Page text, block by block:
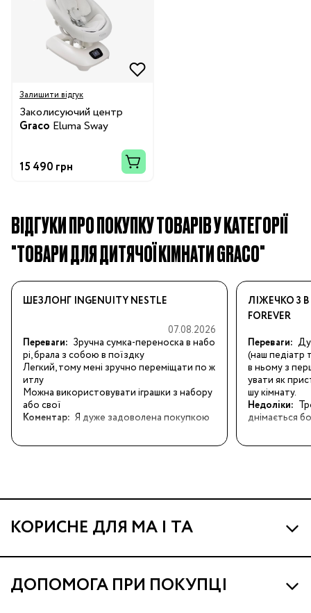
Залишити відгук
Заколисуючий центр
Graco Eluma Sway
15 490 грн
ВІДГУКИ ПРО ПОКУПКУ ТОВАРІВ У КАТЕГОРІЇ
"ТОВАРИ ДЛЯ ДИТЯЧОЇ КІМНАТИ GRACO"
ШЕЗЛОНГ INGENUITY NESTLE
07.08.2026
Переваги: Зручна сумка-переноска в набо
рі, брала з собою в поїздку
Легкий, тому мені зручно переміщати по ж
итлу
Можна використовувати іграшки з набору
або свої
Коментар: Я дуже задоволена покупкою
ЛІЖЕЧКО 3 В
FOREVER
Переваги:
(наш педіатр
в ньому з
увати як
шу кімнату.
Недоліки:
днімається
КОРИСНЕ ДЛЯ МА І ТА
Про МА та Маминих Асистентів
Програма Ма Кешбек
ДОПОМОГА ПРИ ПОКУПЦІ